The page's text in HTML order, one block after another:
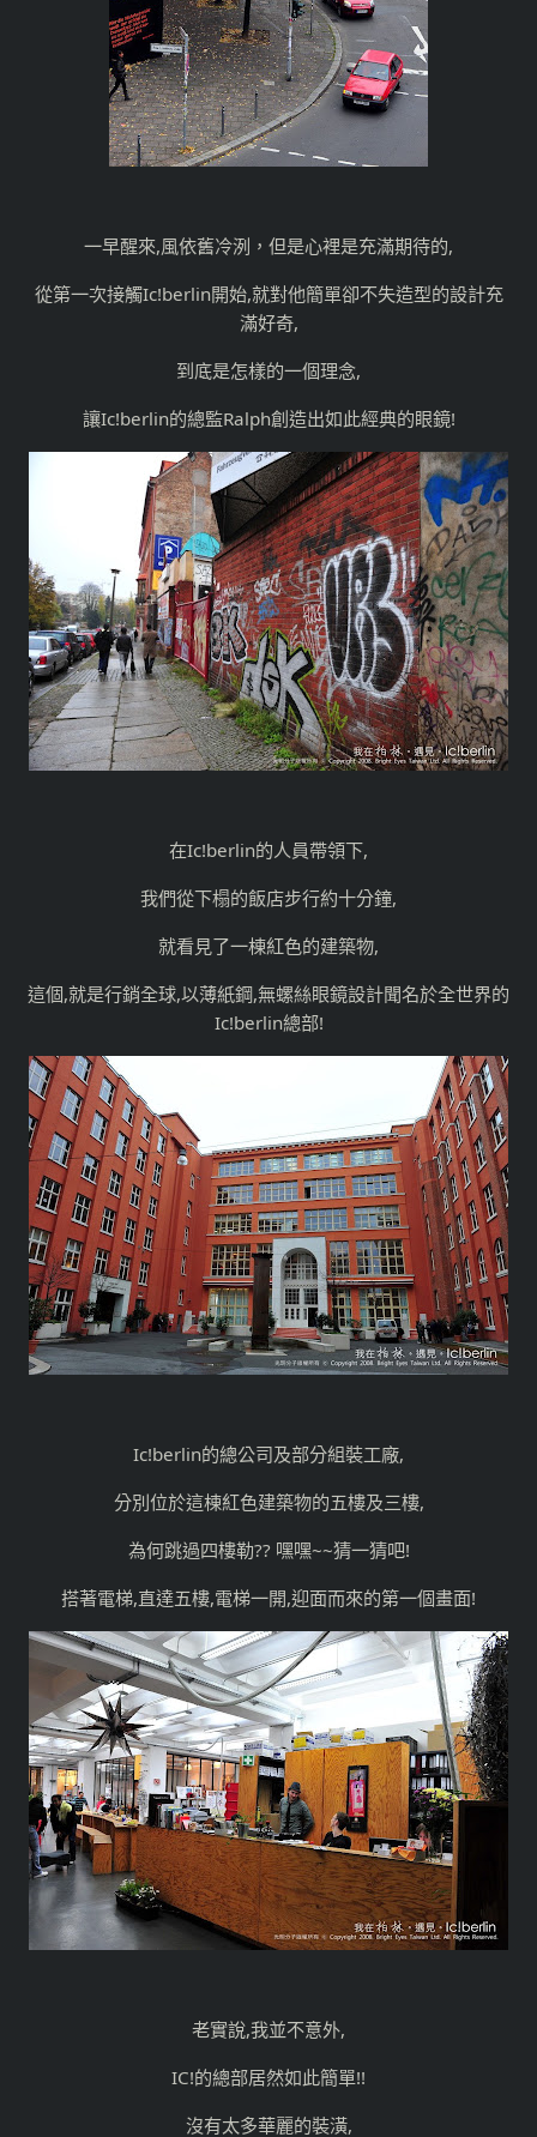
一早醒來,風依舊冷洌，但是心裡是充滿期待的,
從第一次接觸Ic!berlin開始,就對他簡單卻不失造型的設計充
滿好奇,
到底是怎樣的一個理念,
讓Ic!berlin的總監Ralph創造出如此經典的眼鏡!
在Ic!berlin的人員帶領下,
我們從下榻的飯店步行約十分鐘,
就看見了一棟紅色的建築物,
這個,就是行銷全球,以薄紙鋼,無螺絲眼鏡設計聞名於全世界的
Ic!berlin總部!
Ic!berlin的總公司及部分組裝工廠,
分別位於這棟紅色建築物的五樓及三樓,
為何跳過四樓勒?? 嘿嘿~~猜一猜吧!
搭著電梯,直達五樓,電梯一開,迎面而來的第一個畫面!
老實說,我並不意外,
IC!的總部居然如此簡單!!
沒有太多華麗的裝潢,